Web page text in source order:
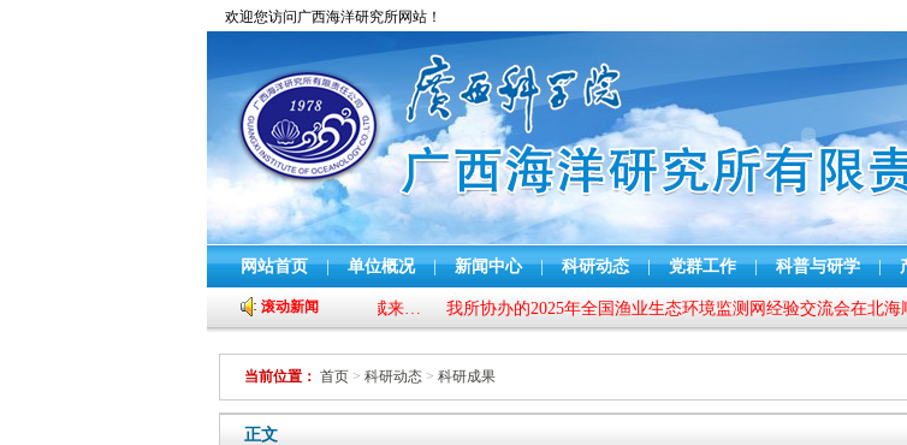
欢迎您访问广西海洋研究所网站！
网站首页 | 单位概况 | 新闻中心 | 科研动态 | 党群工作 | 科普与研学 |
滚动新闻
与广西壮族自治区农业农村厅副厅长唐咸来… 我所协办的2025年全国渔业生态环境监测网经验交流会在北海顺利召开
当前位置： 首页 > 科研动态 > 科研成果
正文